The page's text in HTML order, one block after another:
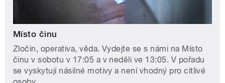
Místo činu
Zločin, operativa, věda. Vydejte se s námi na Místo
činu v sobotu v 17:05 a v neděli ve 13:05. V pořadu
se vyskytují násilné motivy a není vhodný pro citlivé